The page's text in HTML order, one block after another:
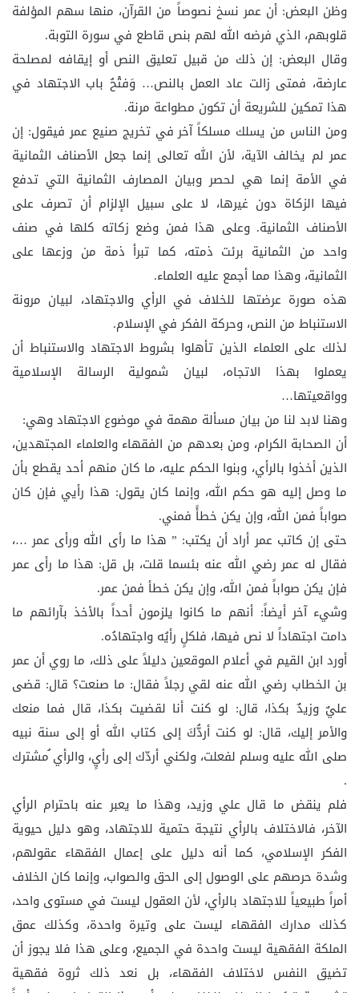
وظن البعض: أن عمر نسخ نصوصاً من القرآن، منها سهم المؤلفة
قلوبهم، الذي فرضه الله لهم بنص قاطع في سورة التوبة.
وقال البعض: إن ذلك من قبيل تعليق النص أو إيقافه لمصلحة
عارضة، فمتى زالت عاد العمل بالنص… وَفتْحُ باب الاجتهاد في
هذا تمكين للشريعة أن تكون مطواعة مرنة.
ومن الناس من يسلك مسلكاً آخر في تخريج صنيع عمر فيقول: إن
عمر لم يخالف الآية، لأن الله تعالى إنما جعل الأصناف الثمانية
في الأمة إنما هي لحصر وبيان المصارف الثمانية التي تدفع
فيها الزكاة دون غيرها، لا على سبيل الإلزام أن تصرف على
الأصناف الثمانية. وعلى هذا فمن وضع زكاته كلها في صنف
واحد من الثمانية برئت ذمته، كما تبرأ ذمة من وزعها على
الثمانية، وهذا مما أجمع عليه العلماء.
هذه صورة عرضتها للخلاف في الرأي والاجتهاد، لبيان مرونة
الاستنباط من النص، وحركة الفكر في الإسلام.
لذلك على العلماء الذين تأهلوا بشروط الاجتهاد والاستنباط أن
يعملوا بهذا الاتجاه، لبيان شمولية الرسالة الإسلامية
وواقعيتها…
وهنا لابد لنا من بيان مسألة مهمة في موضوع الاجتهاد وهي:
أن الصحابة الكرام، ومن بعدهم من الفقهاء والعلماء المجتهدين،
الذين أخذوا بالرأي، وبنوا الحكم عليه، ما كان منهم أحد يقطع بأن
ما وصل إليه هو حكم الله، وإنما كان يقول: هذا رأيي فإن كان
صواباً فمن الله، وإن يكن خطأً فمني.
حتى إن كاتب عمر أراد أن يكتب: ” هذا ما رأى الله ورأى عمر …،
فقال له عمر رضي الله عنه بئسما قلت، بل قل: هذا ما رأى عمر
فإن يكن صواباً فمن الله، وإن يكن خطأ فمن عمر.
وشيء آخر أيضاً: أنهم ما كانوا يلزمون أحداً بالأخذ بآرائهم ما
دامت اجتهاداً لا نص فيها، فلكلٍ رأيُه واجتهادُه.
أورد ابن القيم في أعلام الموقعين دليلاً على ذلك، ما روي أن عمر
بن الخطاب رضي الله عنه لقي رجلاً فقال: ما صنعت؟ قال: قضى
عليٌ وزيدٌ بكذا، قال: لو كنت أنا لقضيت بكذا، قال فما منعك
والأمر إليك، قال: لو كنت أردُّكَ إلى كتاب الله أو إلى سنة نبيه
صلى الله عليه وسلم لفعلت، ولكني أردّك إلى رأيٍ، والرأي ُمشترك
.
فلم ينقض ما قال علي وزيد، وهذا ما يعبر عنه باحترام الرأي
الآخر، فالاختلاف بالرأي نتيجة حتمية للاجتهاد، وهو دليل حيوية
الفكر الإسلامي، كما أنه دليل على إعمال الفقهاء عقولهم،
وشدة حرصهم على الوصول إلى الحق والصواب، وإنما كان الخلاف
أمراً طبيعياً للاجتهاد بالرأي، لأن العقول ليست في مستوى واحد،
كذلك مدارك الفقهاء ليست على وتيرة واحدة، وكذلك عمق
الملكة الفقهية ليست واحدة في الجميع، وعلى هذا فلا يجوز أن
تضيق النفس لاختلاف الفقهاء، بل نعد ذلك ثروة فقهية